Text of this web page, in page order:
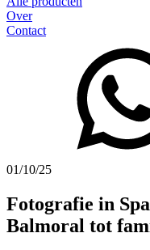
Over
Contact
01/10/25
Fotografie in
Balmoral tot